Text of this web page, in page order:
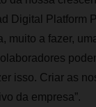
Digital Platform
muito a fazer,
isso. Criar as
da empresa”.